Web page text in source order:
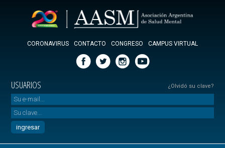
CORONAVIRUS CONTACTO CONGRESO CAMPUS VIRTUAL
USUARIOS ¿Olvidó su clave?